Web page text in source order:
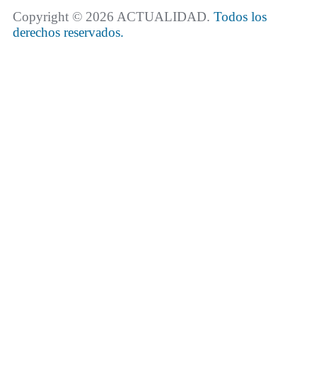
Copyright © 2026 ACTUALIDAD. Todos los
derechos reservados.